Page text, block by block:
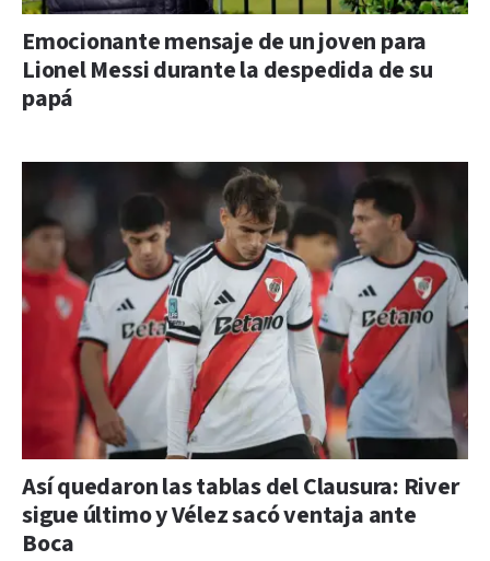
Emocionante mensaje de un joven para
Lionel Messi durante la despedida de su
papá
Así quedaron las tablas del Clausura: River
sigue último y Vélez sacó ventaja ante
Boca